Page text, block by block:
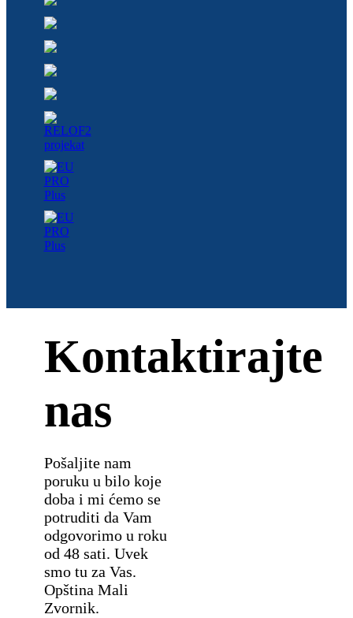
Kontaktirajte
nas
Pošaljite nam
poruku u bilo koje
doba i mi ćemo se
potruditi da Vam
odgovorimo u roku
od 48 sati. Uvek
smo tu za Vas.
Opština Mali
Zvornik.